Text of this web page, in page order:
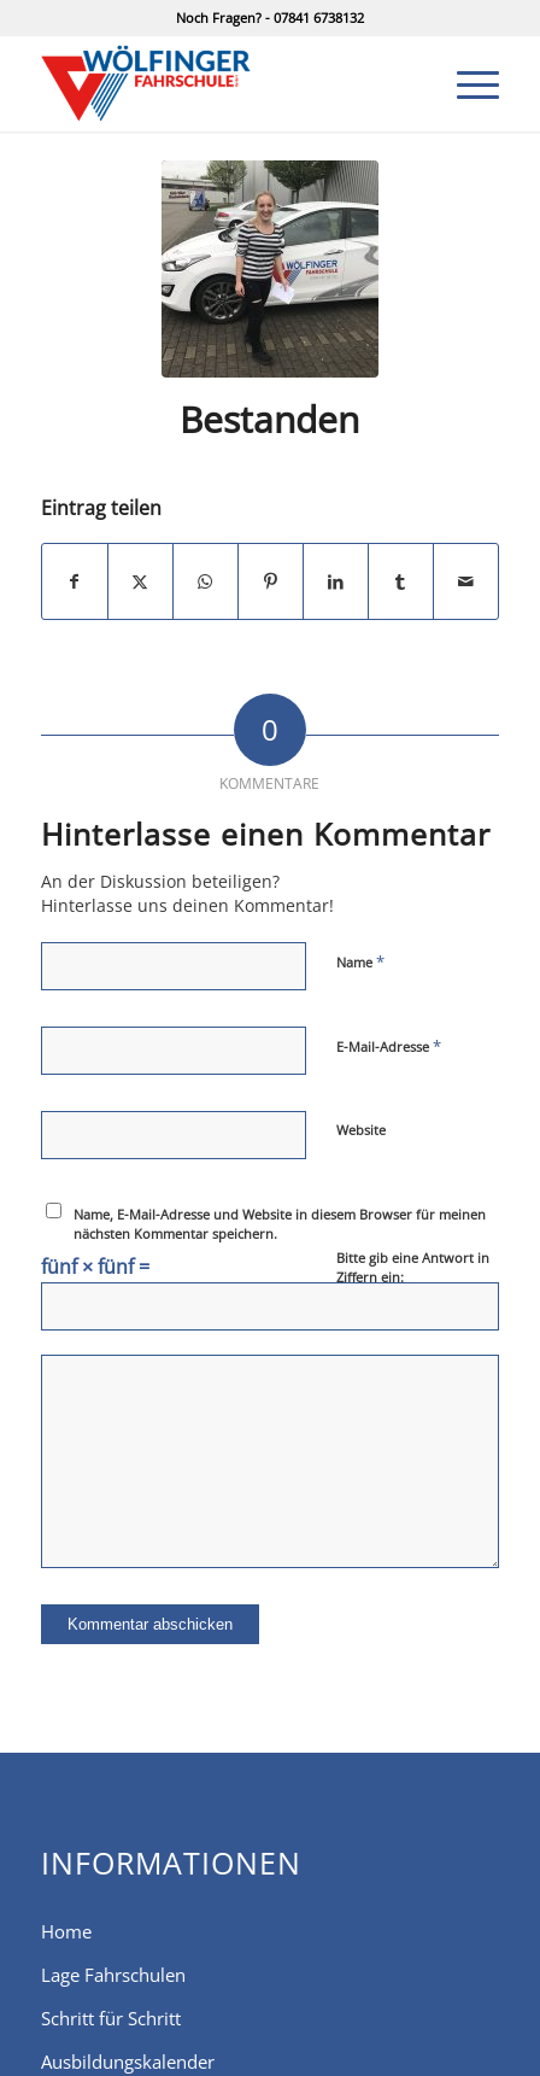
Noch Fragen? - 07841 6738132
Bestanden
Eintrag teilen
0
KOMMENTARE
Hinterlasse einen Kommentar
An der Diskussion beteiligen?
Hinterlasse uns deinen Kommentar!
Name *
E-Mail-Adresse *
Website
Name, E-Mail-Adresse und Website in diesem Browser für meinen
nächsten Kommentar speichern.
Bitte gib eine Antwort in
Ziffern ein:
fünf × fünf =
INFORMATIONEN
Home
Lage Fahrschulen
Schritt für Schritt
Ausbildungskalender